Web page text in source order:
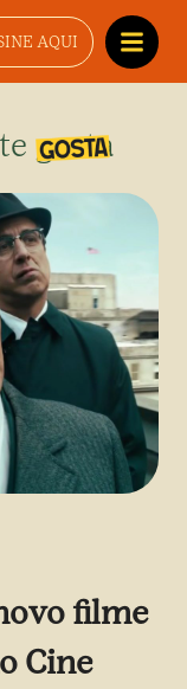
AQUI
gosta
filme
Cine